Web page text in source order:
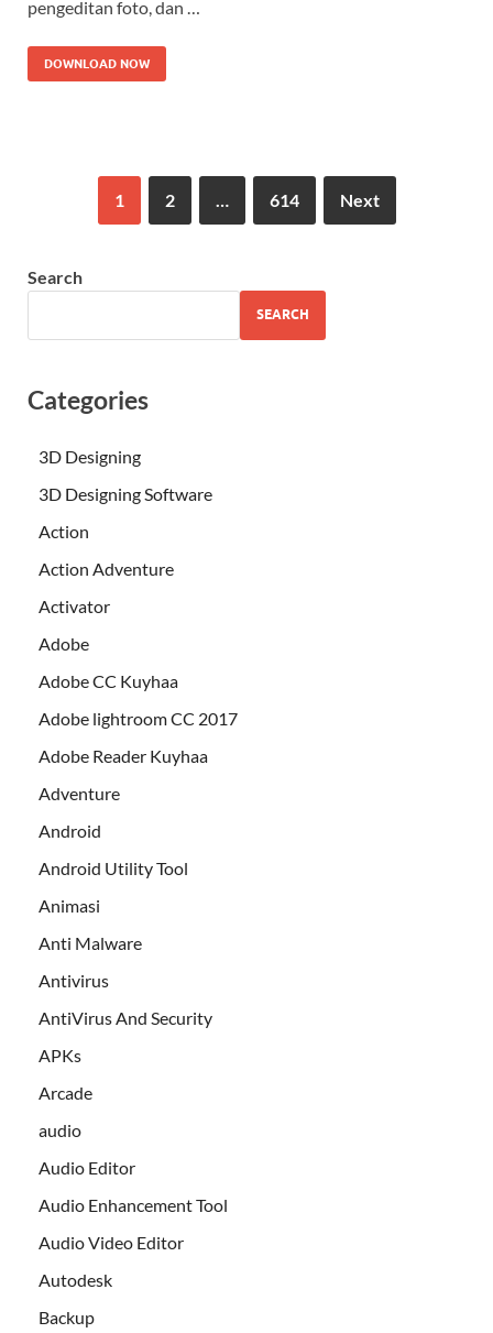
pengeditan foto, dan …
DOWNLOAD NOW
1 2 614 Next
Search
SEARCH
Categories
3D Designing
3D Designing Software
Action
Action Adventure
Activator
Adobe
Adobe CC Kuyhaa
Adobe lightroom CC 2017
Adobe Reader Kuyhaa
Adventure
Android
Android Utility Tool
Animasi
Anti Malware
Antivirus
AntiVirus And Security
APKs
Arcade
audio
Audio Editor
Audio Enhancement Tool
Audio Video Editor
Autodesk
Backup